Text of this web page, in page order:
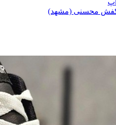
کفش محسنی (مشهد)